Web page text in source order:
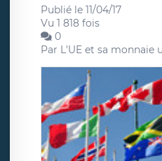
Publié le 11/04/17
Vu 1 818 fois
0
Par L'UE et sa monnaie